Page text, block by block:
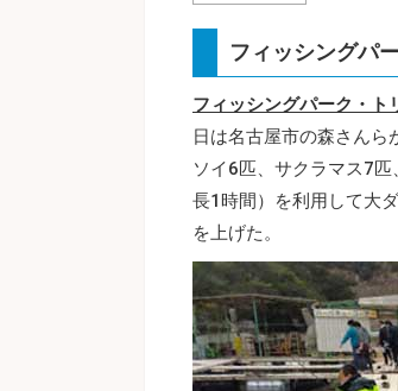
フィッシングパ
フィッシングパーク・ト
日は名古屋市の森さん
ソイ6匹、サクラマス7
長1時間）を利用して大
を上げた。